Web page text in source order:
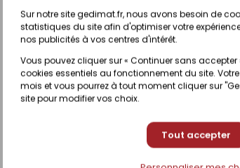
Sur notre site gedimat.fr, nous avons besoin de
statistiques du site afin d'optimiser votre
nos publicités à vos centres d'intérêt.
Vous pouvez cliquer sur « Continuer sans accepter
cookies essentiels au fonctionnement du site.
mois et vous pourrez à tout moment cliquer sur
site pour modifier vos choix.
Tout accepter